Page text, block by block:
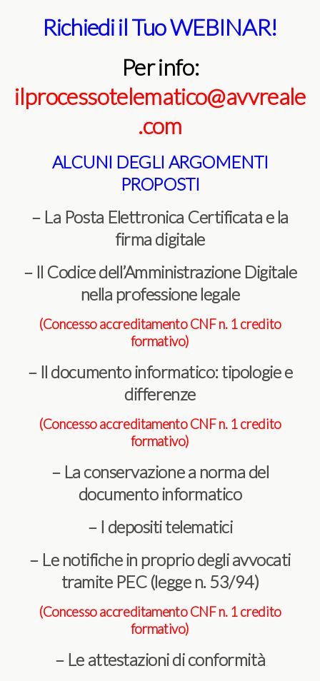
Richiedi il Tuo WEBINAR!
Per info:
ilprocessotelematico@avvreale
.com
ALCUNI DEGLI ARGOMENTI
PROPOSTI
– La Posta Elettronica Certificata e la
firma digitale
– Il Codice dell’Amministrazione Digitale
nella professione legale
(Concesso accreditamento CNF n. 1 credito
formativo)
– Il documento informatico: tipologie e
differenze
(Concesso accreditamento CNF n. 1 credito
formativo)
– La conservazione a norma del
documento informatico
– I depositi telematici
– Le notifiche in proprio degli avvocati
tramite PEC (legge n. 53/94)
(Concesso accreditamento CNF n. 1 credito
formativo)
– Le attestazioni di conformità